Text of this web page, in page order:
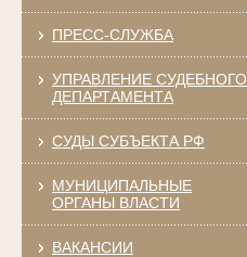
ПРЕСС-СЛУЖБА
УПРАВЛЕНИЕ СУДЕБНОГО
ДЕПАРТАМЕНТА
СУДЫ СУБЪЕКТА РФ
МУНИЦИПАЛЬНЫЕ
ОРГАНЫ ВЛАСТИ
ВАКАНСИИ